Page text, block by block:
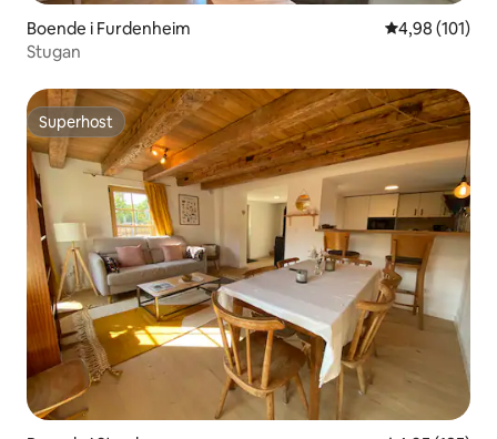
Boende i Furdenheim 4,98 av 5 i
4,98 (101)
Stugan
Superhost
Superhost